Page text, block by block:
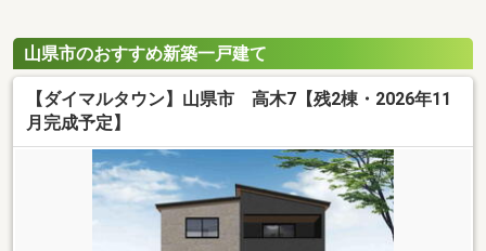
山県市のおすすめ新築一戸建て
【ダイマルタウン】山県市 高木7【残2棟・2026年11
月完成予定】